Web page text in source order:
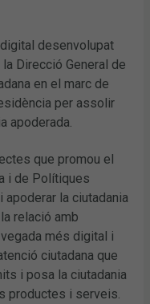
digital desenvolupat
Direcció General de
en el marc de
per assolir
apoderada.
que promou el
i de Polítiques
apoderar la ciutadania
relació amb
més digital i
ciutadana que
i posa la ciutadania
productes i serveis.